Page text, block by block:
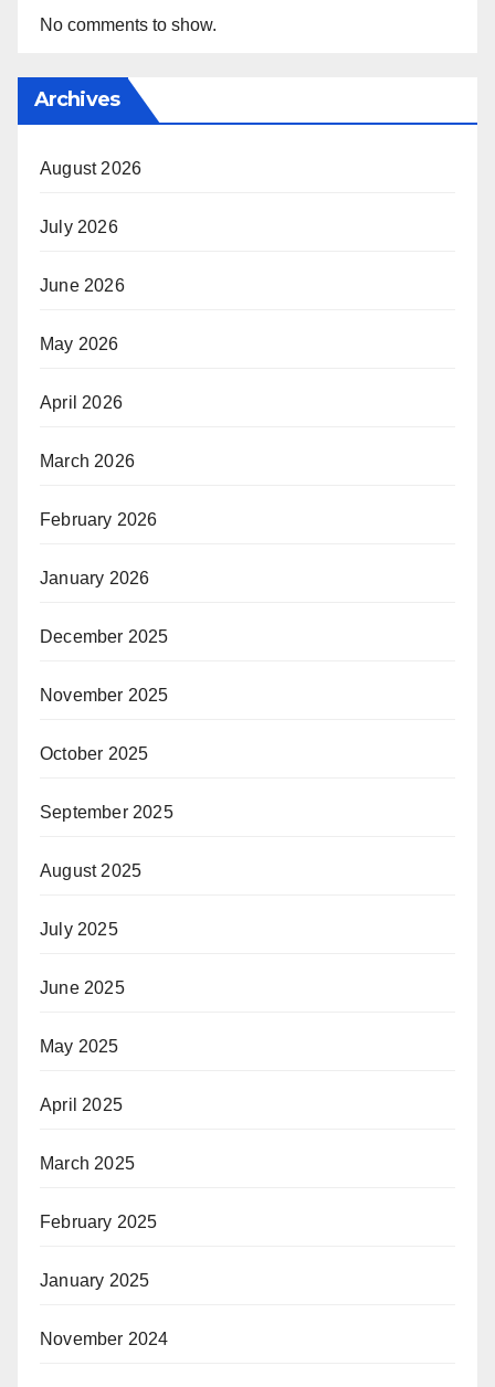
No comments to show.
Archives
August 2026
July 2026
June 2026
May 2026
April 2026
March 2026
February 2026
January 2026
December 2025
November 2025
October 2025
September 2025
August 2025
July 2025
June 2025
May 2025
April 2025
March 2025
February 2025
January 2025
November 2024